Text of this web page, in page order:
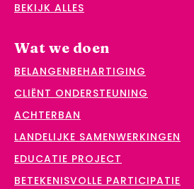
BEKIJK ALLES
Wat we doen
BELANGENBEHARTIGING
CLIËNT ONDERSTEUNING
ACHTERBAN
LANDELIJKE SAMENWERKINGEN
EDUCATIE PROJECT
BETEKENISVOLLE PARTICIPATIE